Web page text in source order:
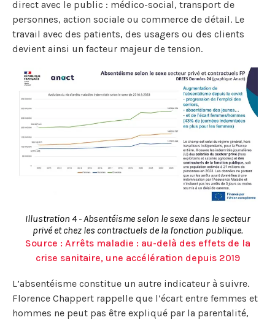
direct avec le public : médico-social, transport de
personnes, action sociale ou commerce de détail. Le
travail avec des patients, des usagers ou des clients
devient ainsi un facteur majeur de tension.
Illustration 4 - Absentéisme selon le sexe dans le secteur
privé et chez les contractuels de la fonction publique.
Source : Arrêts maladie : au-delà des effets de la
crise sanitaire, une accélération depuis 2019
L’absentéisme constitue un autre indicateur à suivre.
Florence Chappert rappelle que l’écart entre femmes et
hommes ne peut pas être expliqué par la parentalité,